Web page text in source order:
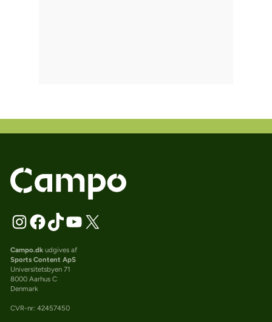
Campo.dkudgives af
Sports Content ApS
Universitetsbyen 71
8000 Aarhus C
Denmark
CVR-nr: 42457450